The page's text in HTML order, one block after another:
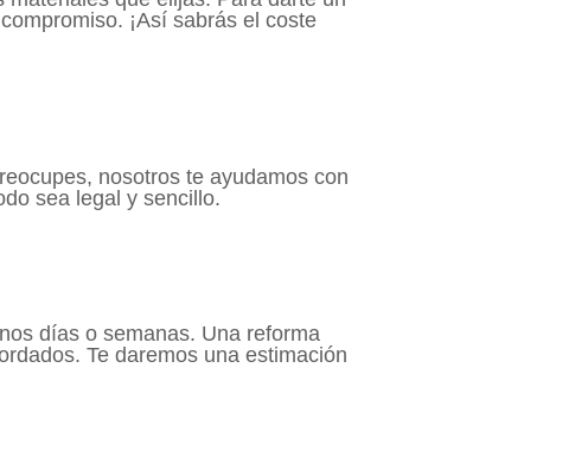
¡Así sabrás el coste
nosotros te ayudamos con
sea legal y sencillo.
días o semanas. Una reforma
Te daremos una estimación